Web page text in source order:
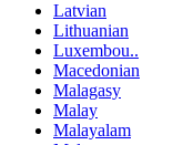
Latvian
Lithuanian
Luxembou..
Macedonian
Malagasy
Malay
Malayalam